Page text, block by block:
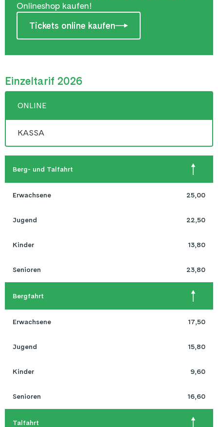
Onlineshop kaufen!
Tickets online kaufen
Einzeltarif 2026
ONLINE
KASSA
Berg- und Talfahrt
Erwachsene 25,00
Jugend 22,50
Kinder 13,80
Senioren
Bergfahrt
Erwachsene 17,50
Jugend 15,80
Kinder 9,60
Senioren 16,60
Talfahrt